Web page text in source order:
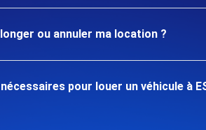
ou annuler ma location ?
pour louer un véhicule à